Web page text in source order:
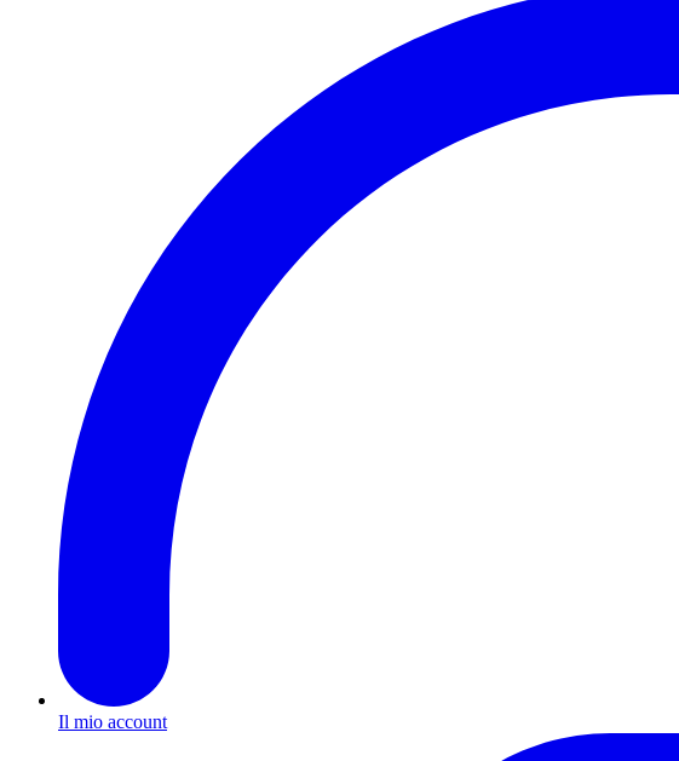
Il mio account